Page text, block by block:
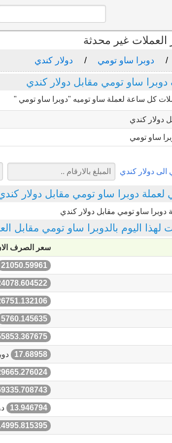
غير محدثة
دوبرا ساو تومي دولار كندي
ساو تومي مقابل دولار كندي
كل ساعة لعملة ساو توميه "دوبرا ساو تومي "
دولار كندي
ساو تومي
الى دولار كندي
لعملة دوبرا ساو تومي مقابل دولار كندي في
لهذا اليوم بالدوبرا ساو تومي مقابل
سعر الصرف
21050.59961
5760.145635
17.68958
13.946794